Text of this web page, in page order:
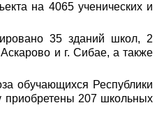
на 4065 ученических и
35 зданий школ, 2
и г. Сибае, а также
обучающихся Республики
приобретены 207 школьных